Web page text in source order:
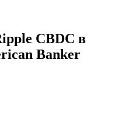
CBDC в
Banker